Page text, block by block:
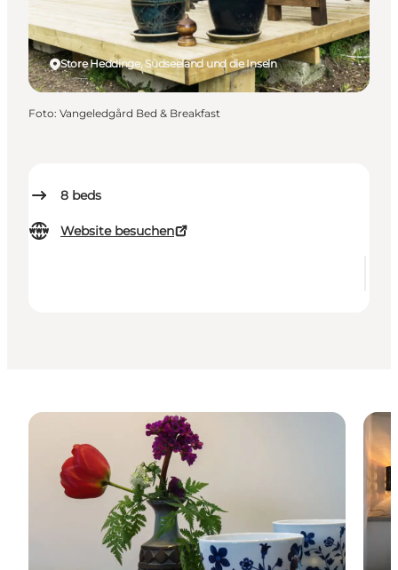
8 beds
Website besuchen
Store Heddinge, Südseeland und die Inseln
Foto: Vangeledgård Bed & Breakfast